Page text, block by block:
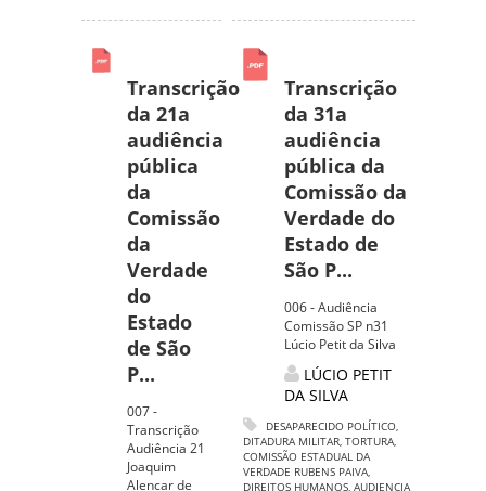
Transcrição
da 21a
audiência
pública
da
Comissão
da
Verdade
do
Estado
de São
P...
007 -
Transcrição
Audiência 21
Joaquim
Alencar de
Transcrição
da 31a
audiência
pública da
Comissão da
Verdade do
Estado de
São P...
006 - Audiência
Comissão SP n31
Lúcio Petit da Silva
LÚCIO PETIT
DA SILVA
DESAPARECIDO POLÍTICO,
DITADURA MILITAR, TORTURA,
COMISSÃO ESTADUAL DA
VERDADE RUBENS PAIVA,
DIREITOS HUMANOS, AUDIENCIA